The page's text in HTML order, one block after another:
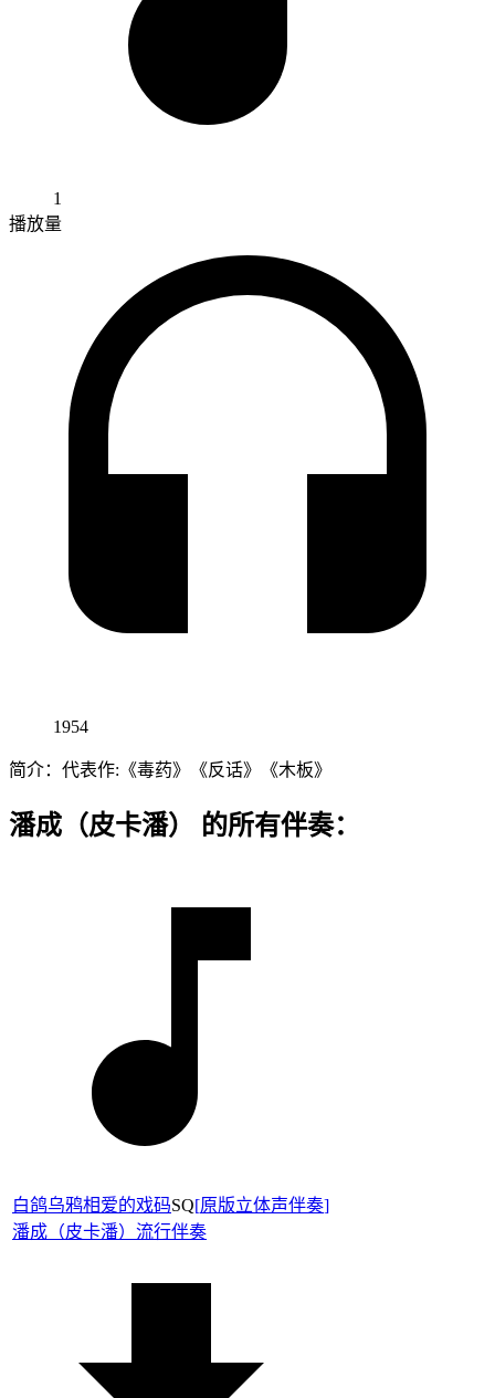
1
播放量
1954
简介：代表作:《毒药》《反话》《木板》
潘成（皮卡潘） 的所有伴奏：
白鸽乌鸦相爱的戏码SQ[原版立体声伴奏]
潘成（皮卡潘） 流行伴奏